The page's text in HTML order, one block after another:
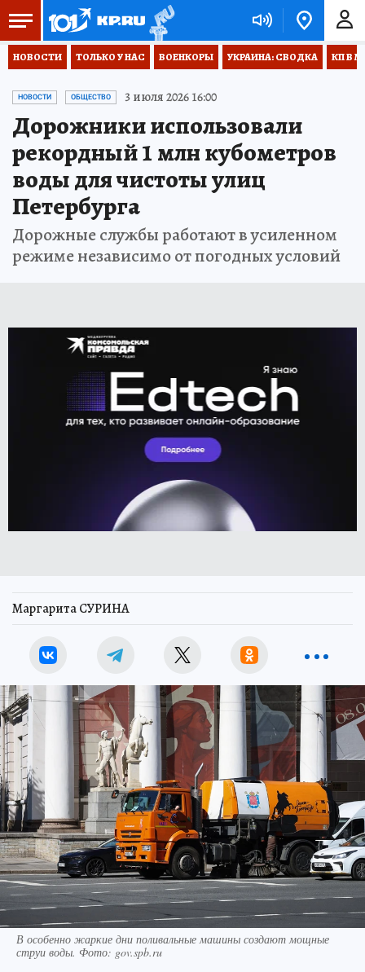
НОВОСТИ ТОЛЬКО У НАС ВОЕНКОРЫ УКРАИНА: СВОДКА КП В
НОВОСТИ ОБЩЕСТВО 3 июля 2026 16:00
Дорожники использовали
рекордный 1 млн кубометров
воды для чистоты улиц
Петербурга
Дорожные службы работают в усиленном
режиме независимо от погодных условий
Маргарита СУРИНА
В особенно жаркие дни поливальные машины создают мощные
струи воды. Фото: gov.spb.ru